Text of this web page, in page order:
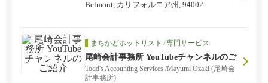
Belmont, カリフォルニア州, 94002
まちかどホットリスト /専門サービス
尾崎会計事務所 YouTubeチャンネルのご
紹介
Todd's Accounting Services /Mayumi Ozaki (尾崎会
計事務所)